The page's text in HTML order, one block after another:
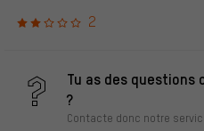
2
Tu as des questions
?
Contacte donc notre